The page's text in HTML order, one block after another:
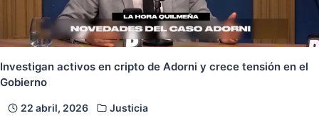
Investigan activos en cripto de Adorni y crece tensión en el
Gobierno
22 abril, 2026 Justicia